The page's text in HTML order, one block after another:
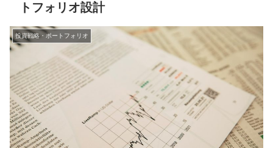
トフォリオ設計
投資戦略・ポートフォリオ